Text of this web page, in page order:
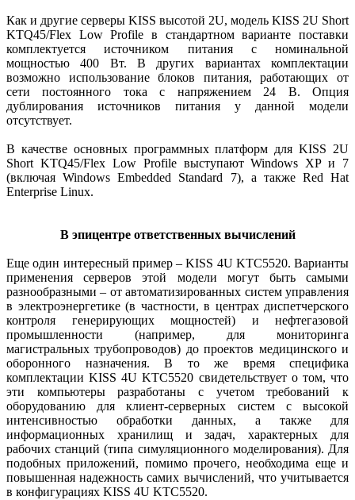
Как и другие серверы KISS высотой 2U, модель KISS 2U Short
KTQ45/Flex Low Profile в стандарт­ном варианте поставки
комплектуется источником питания с номинальной
мощностью 400 Вт. В других вариантах комплектации
возможно использование блоков питания, работающих от
сети постоянного тока с напряжением 24 В. Опция
дублирования источников питания у данной модели
отсутствует.
В качестве основных программных платформ для KISS 2U
Short KTQ45/Flex Low Profile выступают Windows XP и 7
(включая Windows Embedded Standard 7), а также Red Hat
Enterprise Linux.
В эпицентре ответственных вычислений
Еще один интересный пример – KISS 4U KTC5520. Варианты
применения серверов этой модели могут быть самыми
разнообразными – от автоматизированных систем управления
в электроэнергетике (в частности, в центрах диспетчерского
контроля генерирующих мощностей) и нефтегазовой
промышленности (например, для мониторинга
магистральных трубопроводов) до проектов медицинского и
оборонного назначения. В то же время специфика
комплектации KISS 4U KTC5520 свидетельствует о том, что
эти компьютеры разработаны с учетом требований к
оборудованию для клиент-серверных систем с высокой
интенсивностью обработки данных, а также для
информационных хранилищ и задач, характерных для
рабочих станций (типа симуляционного моделирования). Для
подобных приложений, помимо прочего, необходима еще и
повышенная надежность самих вычислений, что учитывается
в конфигурациях KISS 4U KTC5520.